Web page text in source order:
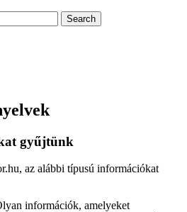
gyűjtünk
az alábbi típusú információkat
információk, amelyeket